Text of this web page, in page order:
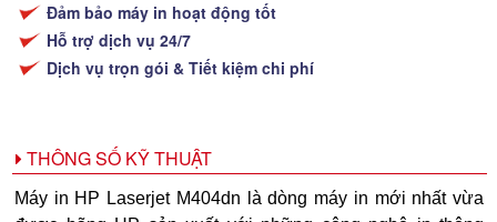
Đảm bảo máy in hoạt động tốt
Hỗ trợ dịch vụ 24/7
Dịch vụ trọn gói & Tiết kiệm chi phí
THÔNG SỐ KỸ THUẬT
Máy in HP Laserjet M404dn là dòng máy in mới nhất vừa